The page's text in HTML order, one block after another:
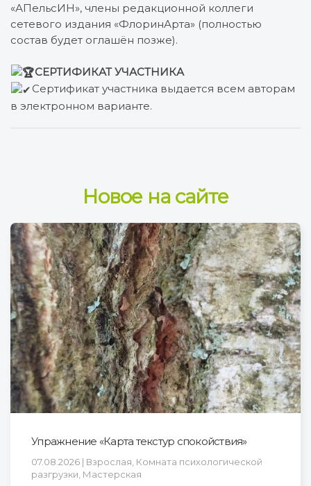
«АПельсИН», члены редакционной коллеги
сетевого издания «ФлоринАрта» (полностью
состав будет оглашён позже).
СЕРТИФИКАТ УЧАСТНИКА
Сертификат участника выдается всем авторам
в электронном варианте.
Новое на сайте
Упражнение «Карта текстур спокойствия»
07.08.2026 | Взрослая, Комната психологической
разгрузки, Мастерская